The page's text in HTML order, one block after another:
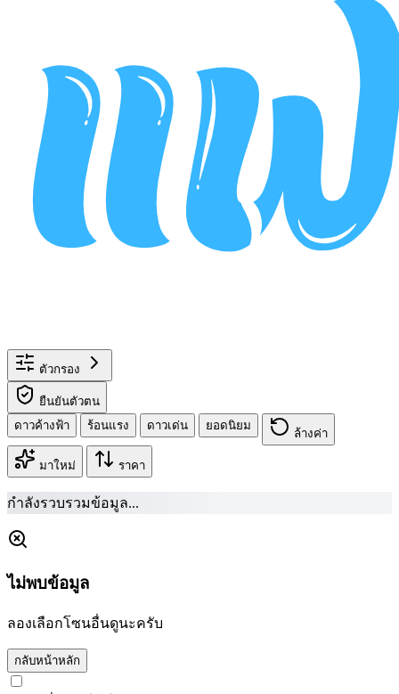
ตัวกรอง
ยืนยันตัวตน
ดาวค้างฟ้า
ร้อนแรง ดาวเด่น ยอดนิยม
ล้างค่า
มาใหม่ ราคา
กำลังรวบรวมข้อมูล...
ไม่พบข้อมูล
ลองเลือกโซนอื่นดูนะครับ
กลับหน้าหลัก